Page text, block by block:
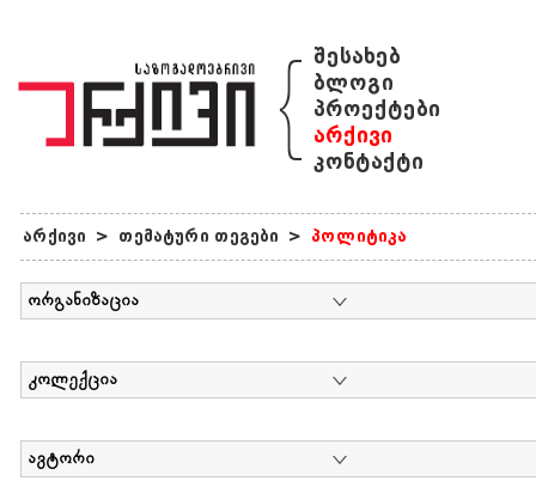
{ შესახებ
ბლოგი
პროექტები
არქივი
კონტაქტი
არქივი > თემატური თეგები > პოლიტიკა
ორგანიზაცია
კოლექცია
ავტორი